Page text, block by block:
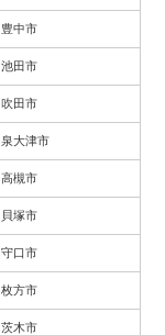
豊中市
池田市
吹田市
泉大津市
高槻市
貝塚市
守口市
枚方市
茨木市